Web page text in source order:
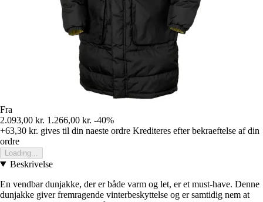
Fra
2.093,00 kr. 1.266,00 kr. -40%
+63,30 kr. gives til din naeste ordre Krediteres efter bekraeftelse af din
ordre
Loading...
Beskrivelse
En vendbar dunjakke, der er både varm og let, er et must-have. Denne
dunjakke giver fremragende vinterbeskyttelse og er samtidig nem at